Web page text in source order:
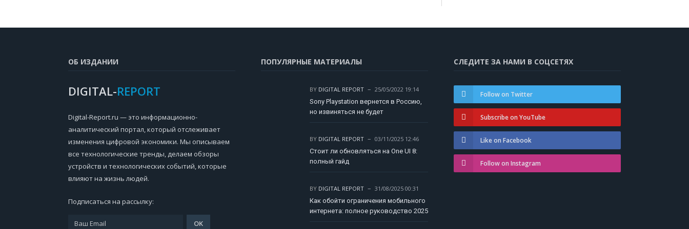
ОБ ИЗДАНИИ
DIGITAL-REPORT
Digital-Report.ru — это информационно-
аналитический портал, который отслеживает
изменения цифровой экономики. Мы описываем
все технологические тренды, делаем обзоры
устройств и технологических событий, которые
влияют на жизнь людей.
Подписаться на рассылку:
ПОПУЛЯРНЫЕ МАТЕРИАЛЫ
BY DIGITAL REPORT
25/05/2022 19:14
Sony Playstation вернется в Россию,
но извиняться не будет
BY DIGITAL REPORT
03/11/2025 12:46
Стоит ли обновляться на One UI 8:
полный гайд
BY DIGITAL REPORT
31/08/2025 00:31
Как обойти ограничения мобильного
интернета: полное руководство 2025
СЛЕДИТЕ ЗА НАМИ В СОЦСЕТЯХ
Follow on Twitter
Subscribe on YouTube
Like on Facebook
Follow on Instagram